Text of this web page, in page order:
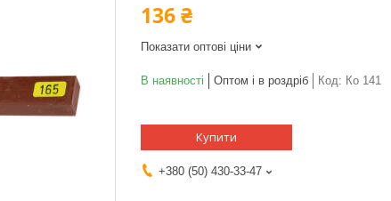
136 ₴
Показати оптові ціни
В наявності Оптом і в роздріб Код: Кo 141
Купити
+380 (50) 430-33-47